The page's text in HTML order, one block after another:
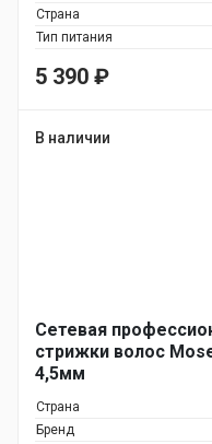
Страна
Тип питания
5 390 ₽
В наличии
Сетевая
стрижки волос
4,5мм
Страна
Бренд